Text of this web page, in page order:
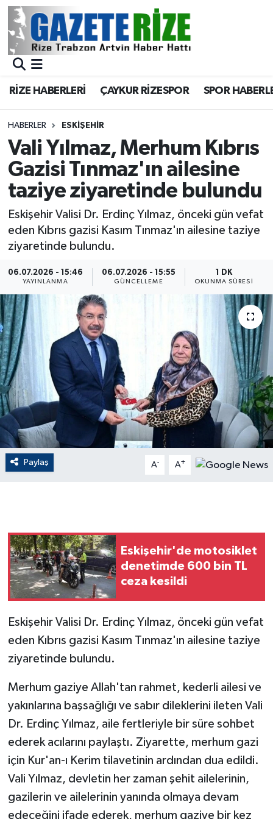
RİZE HABERLERİ ÇAYKUR RİZESPOR SPOR
HABERLER ESKIŞEHIR
Vali Yılmaz, Merhum Kıbrıs
Gazisi Tınmaz'ın ailesine
taziye ziyaretinde bulundu
Eskişehir Valisi Dr. Erdinç Yılmaz, önceki gün vefat
eden Kıbrıs gazisi Kasım Tınmaz'ın ailesine taziye
ziyaretinde bulundu.
06.07.2026 - 15:46
YAYINLANMA
06.07.2026 - 15:55
GÜNCELLEME
1 DK
OKUNMA SÜRESI
Paylaş A- A+
Eskişehir'de motosiklet
denetimde 600 bin TL
ceza kesildi
Eskişehir Valisi Dr. Erdinç Yılmaz, önceki gün vefat
eden Kıbrıs gazisi Kasım Tınmaz'ın ailesine taziye
ziyaretinde bulundu.
Merhum gaziye Allah'tan rahmet, kederli ailesi ve
yakınlarına başsağlığı ve sabır dileklerini ileten Vali
Dr. Erdinç Yılmaz, aile fertleriyle bir süre sohbet
ederek acılarını paylaştı. Ziyarette, merhum gazi
için Kur'an-ı Kerim tilavetinin ardından dua edildi.
Vali Yılmaz, devletin her zaman şehit ailelerinin,
gazilerin ve ailelerinin yanında olmaya devam
edeceğini ifade ederek, merhum gaziye bir kez
BÖLGEMİZ
Asayiş
Rize Jandarma Komutanlığı
Bilim Teknoloji
Bölge
Advertising news
ÇEVRE
Dış Haberler
Dünya
EĞİTİM
EKONOMİ
English News
Gayrimenkul
GENEL
Güvenlik
İNSAN
İş Dünyası
Jandarma
Kadın
Merkez Nöbetçi Eczaneler
Merkez Trafik Yoğunluk Haritası
Süper Lig Puan Durumu ve Fikstür
Tüm Manşetler
Son Dakika Haberleri
Haber Arşivi